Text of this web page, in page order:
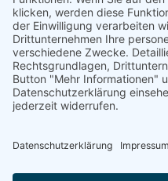
Sprache auswählen
DE
EN
PL